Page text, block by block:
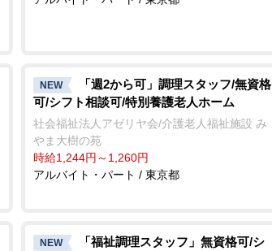
NEW
「週2から可」調理スタッフ/無資格
可/シフト相談可/特別養護老人ホーム
社会福祉法人アゼリヤ会/介護老人福祉施設 み
ま大樹の苑
時給1,244円～1,260円
アルバイト・パート / 東京都
NEW
「福祉調理スタッフ」無資格可/シ